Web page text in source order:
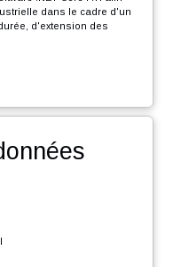
.NET
CDI
Software .NET Core F/H afin